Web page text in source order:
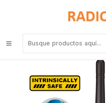
Kenwood NX-3220K-ISC VHF
NXDN Intrínseco 5W Radio